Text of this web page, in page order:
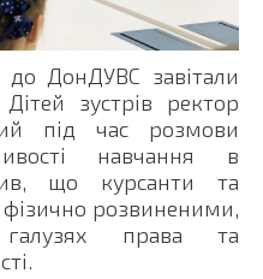
до ДонДУВС завітали
зустрів ректор
під час розмови
навчання в
що курсанти та
фізично розвиненими,
права та